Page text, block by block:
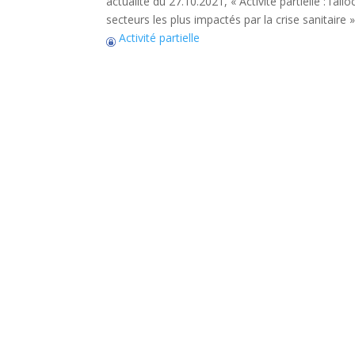
secteurs les plus impactés par la crise sanitaire
Activité partielle